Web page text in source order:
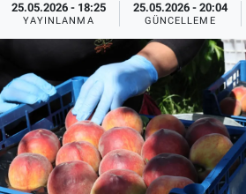
25.05.2026 - 18:25
YAYINLANMA
25.05.2026 - 20:04
GÜNCELLEME
Dünya
İlçeler
MAGAZİN
Bilim, Teknoloji